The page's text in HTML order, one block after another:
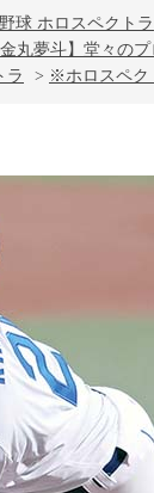
球 ホロスペクトラ
丸夢斗】堂々のプ
ラ > ※ホロスペク